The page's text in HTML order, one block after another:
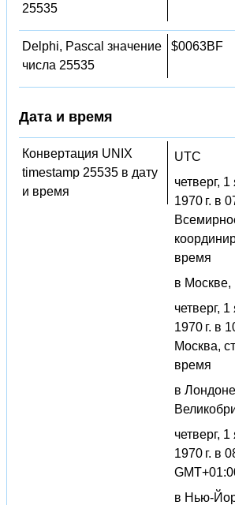
25535
Delphi, Pascal значение
числа 25535
$0063BF
Дата и время
Конвертация UNIX
timestamp 25535 в дату
и время
UTC
четверг,
1970 г. в
время
в Москве,
четверг,
1970 г. в
Москва,
время
в
четверг,
1970 г. в
в Нью-